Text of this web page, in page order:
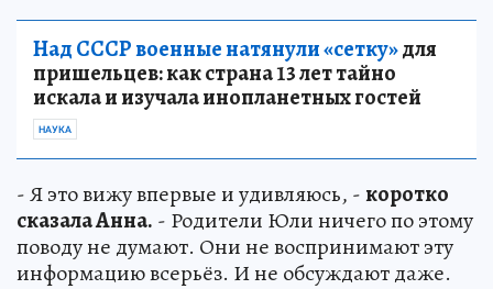
Над СССР военные натянули «сетку»для
пришельцев: как страна 13 лет тайно
искала и изучала инопланетных гостей
НАУКА
- Я это вижу впервые и удивляюсь, -коротко
сказала Анна. - Родители Юли ничего по этому
поводу не думают. Они не воспринимают эту
информацию всерьёз. И не обсуждают даже.